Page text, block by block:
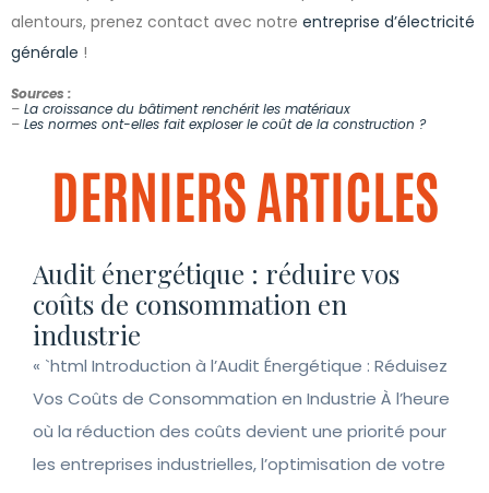
alentours, prenez contact avec notre entreprise d’électricité
générale !
Sources :
– La croissance du bâtiment renchérit les matériaux
– Les normes ont-elles fait exploser le coût de la construction ?
DERNIERS ARTICLES
Audit énergétique : réduire vos
coûts de consommation en
industrie
« `html Introduction à l’Audit Énergétique : Réduisez
Vos Coûts de Consommation en Industrie À l’heure
où la réduction des coûts devient une priorité pour
les entreprises industrielles, l’optimisation de votre